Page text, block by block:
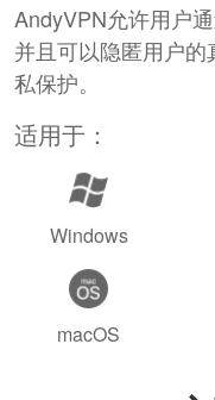
AndyVPN允许用户
并且可以隐匿用户
私保护。
适用于：
Windows
macOS